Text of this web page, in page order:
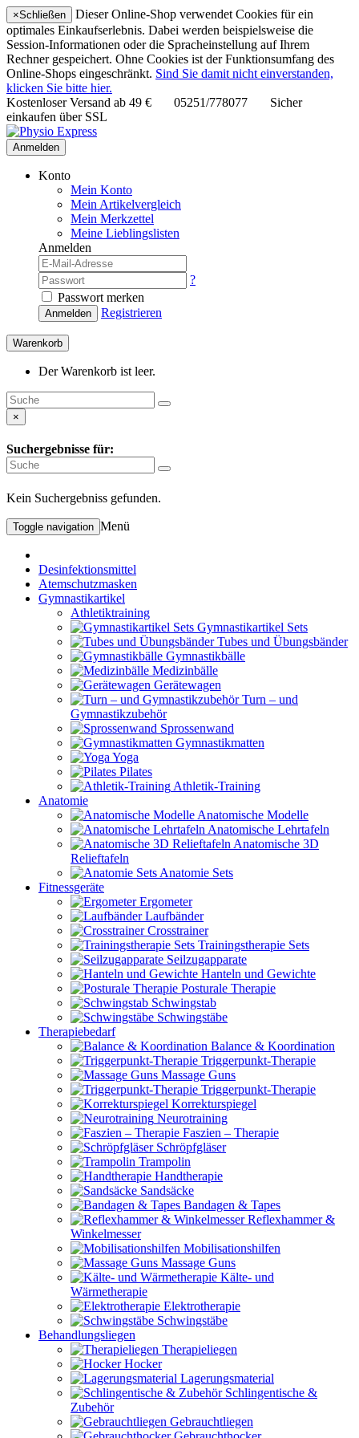
×Schließen
Dieser Online-Shop verwendet Cookies für ein
optimales Einkaufserlebnis. Dabei werden beispielsweise die
Session-Informationen oder die Spracheinstellung auf Ihrem
Rechner gespeichert. Ohne Cookies ist der Funktionsumfang des
Online-Shops eingeschränkt. Sind Sie damit nicht einverstanden,
klicken Sie bitte hier.
Kostenloser Versand ab 49 € 05251/778077 Sicher
einkaufen über SSL
Anmelden
Konto
Mein Konto
Mein Artikelvergleich
Mein Merkzettel
Meine Lieblingslisten
Anmelden
?
Passwort merken
Anmelden Registrieren
Warenkorb
Der Warenkorb ist leer.
×
Suchergebnisse für:
Kein Suchergebniss gefunden.
Toggle navigation Menü
Desinfektionsmittel
Atemschutzmasken
Gymnastikartikel
Athletiktraining
Gymnastikartikel Sets
Tubes und Übungsbänder
Gymnastikbälle
Medizinbälle
Gerätewagen
Turn – und
Gymnastikzubehör
Sprossenwand
Gymnastikmatten
Yoga
Pilates
Athletik-Training
Anatomie
Anatomische Modelle
Anatomische Lehrtafeln
Anatomische 3D
Relieftafeln
Anatomie Sets
Fitnessgeräte
Ergometer
Laufbänder
Crosstrainer
Trainingstherapie Sets
Seilzugapparate
Hanteln und Gewichte
Posturale Therapie
Schwingstab
Schwingstäbe
Therapiebedarf
Balance & Koordination
Triggerpunkt-Therapie
Massage Guns
Triggerpunkt-Therapie
Korrekturspiegel
Neurotraining
Faszien – Therapie
Schröpfgläser
Trampolin
Handtherapie
Sandsäcke
Bandagen & Tapes
Reflexhammer &
Winkelmesser
Mobilisationshilfen
Massage Guns
Kälte- und
Wärmetherapie
Elektrotherapie
Schwingstäbe
Behandlungsliegen
Therapieliegen
Hocker
Lagerungsmaterial
Schlingentische &
Zubehör
Gebrauchtliegen